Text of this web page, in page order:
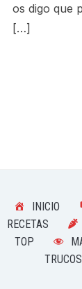
os digo que
[…]
INICIO
RECETAS
TOP
TRUCOS